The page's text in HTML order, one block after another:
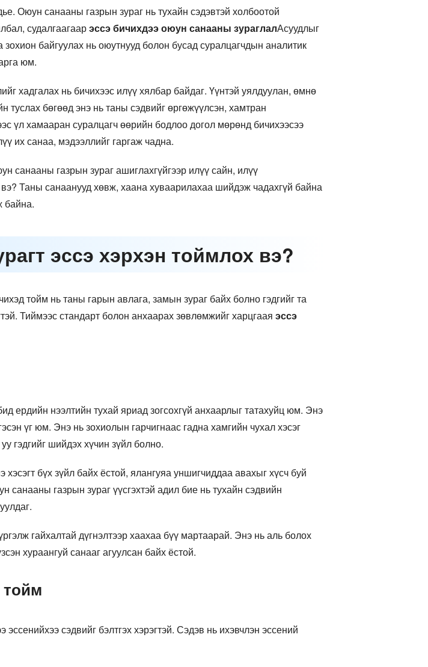
Оюун санааны газрын зураг нь тухайн сэдэвтэй холбоотой
судалгаагаарэссэ бичихдээ оюун санааны зураглалАсуудлыг
байгуулах нь оюутнууд болон бусад суралцагчдын аналитик
юм.
хадгалах нь бичихээс илүү хялбар байдаг. Үүнтэй уялдуулан, өмнө
туслах бөгөөд энэ нь таны сэдвийг өргөжүүлсэн, хамтран
үл хамааран суралцагч өөрийн бодлоо догол мөрөнд бичихээсээ
их санаа, мэдээллийг гаргаж чадна.
санааны газрын зураг ашиглахгүйгээр илүү сайн, илүү
Таны санаанууд хөвж, хаана хуваарилахаа шийдэж чадахгүй байна
байна.
эссэ хэрхэн тоймлох вэ?
тойм нь таны гарын авлага, замын зураг байх болно гэдгийг та
Тиймээс стандарт болон анхаарах зөвлөмжийг харцгаая эссэ
ердийн нээлтийн тухай яриад зогсохгүй анхаарлыг татахуйц юм. Энэ
үг юм. Энэ нь зохиолын гарчигнаас гадна хамгийн чухал хэсэг
гэдгийг шийдэх хүчин зүйл болно.
бүх зүйл байх ёстой, ялангуяа уншигчиддаа авахыг хүсч буй
газрын зураг үүсгэхтэй адил бие нь тухайн сэдвийн
гайхалтай дүгнэлтээр хаахаа бүү мартаарай. Энэ нь аль болох
хураангуй санааг агуулсан байх ёстой.
сэдвийг бэлтгэх хэрэгтэй. Сэдэв нь ихэвчлэн эссений